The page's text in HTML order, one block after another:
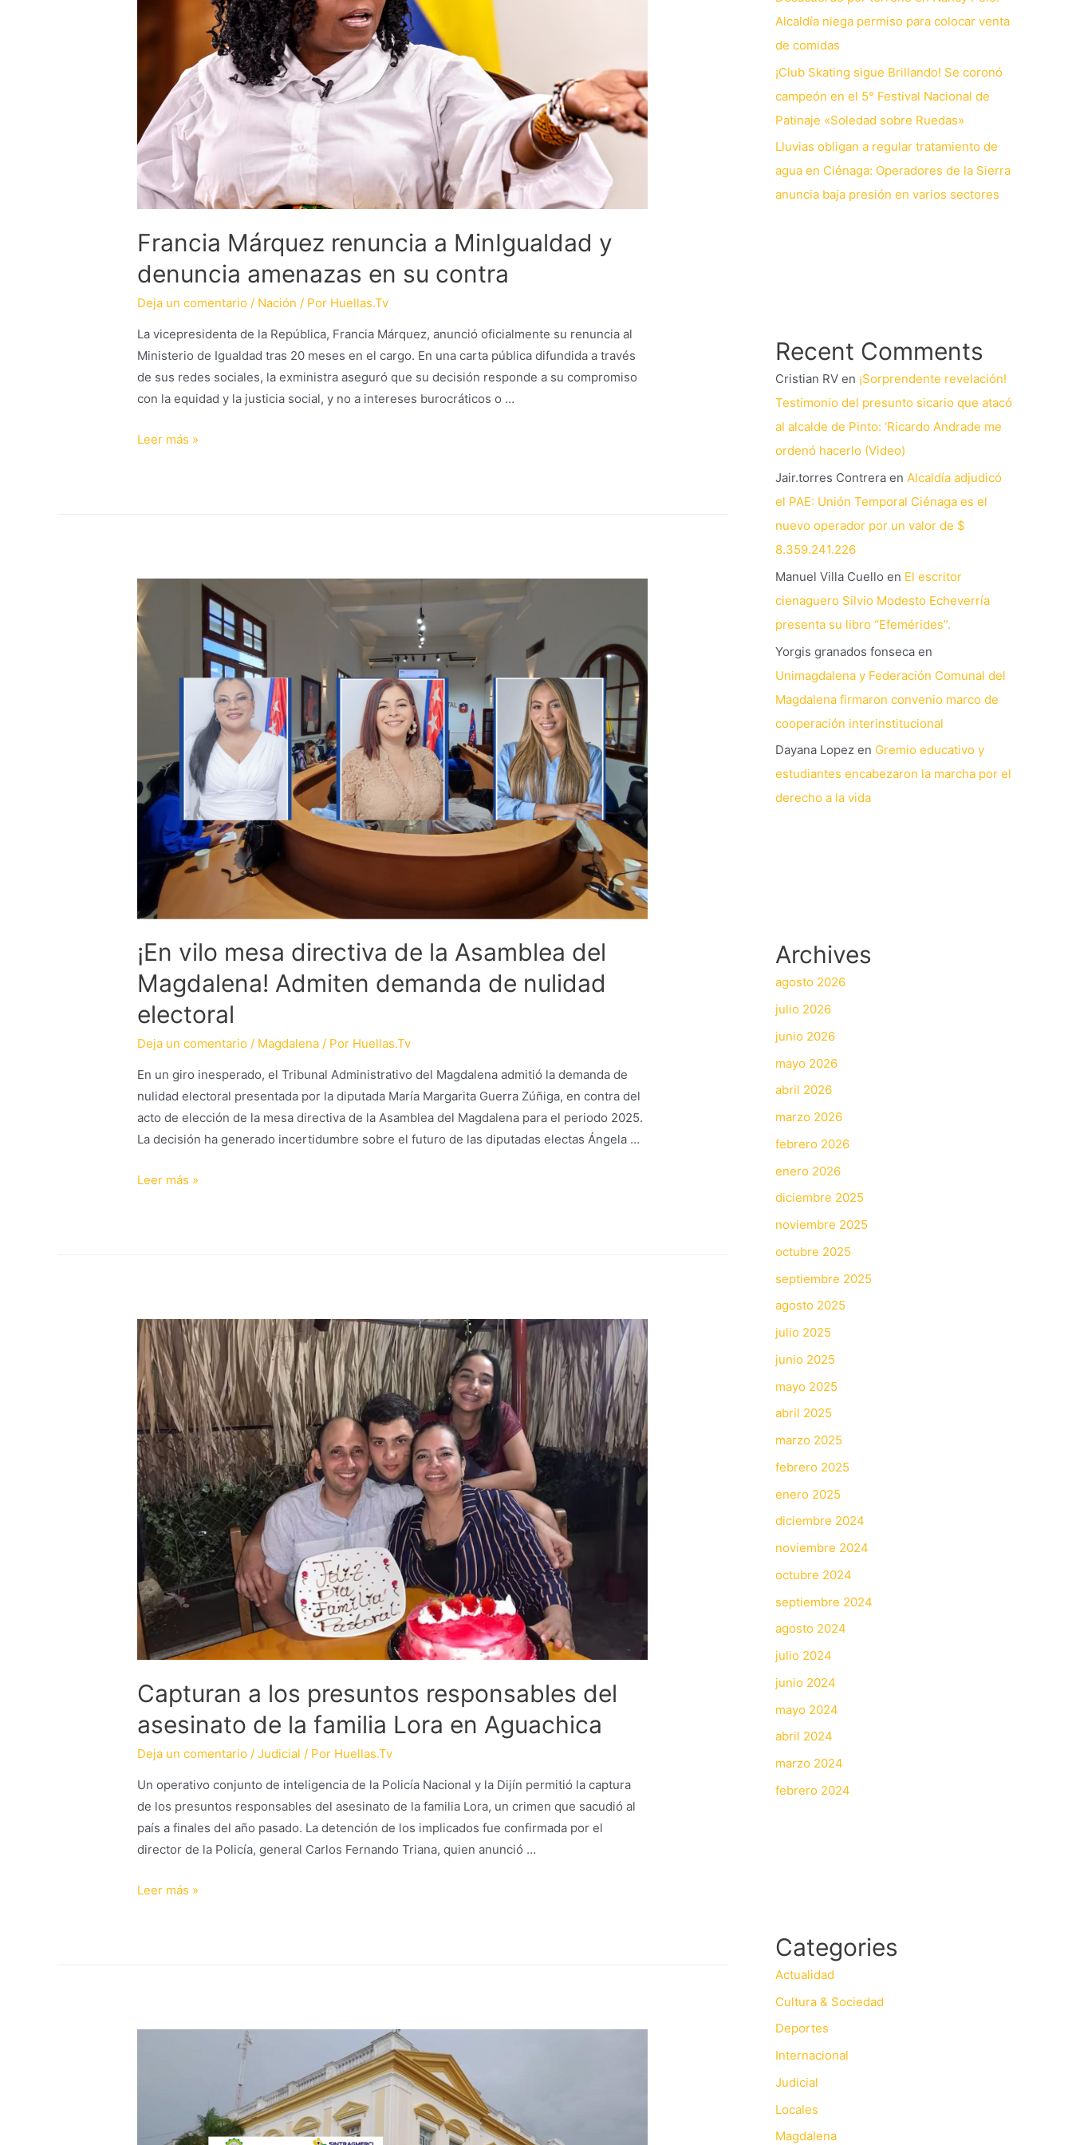
Francia Márquez renuncia a MinIgualdad y
denuncia amenazas en su contra
Deja un comentario / Nación / Por Huellas.Tv
La vicepresidenta de la República, Francia Márquez, anunció oficialmente su renuncia al
Ministerio de Igualdad tras 20 meses en el cargo. En una carta pública difundida a través
de sus redes sociales, la exministra aseguró que su decisión responde a su compromiso
con la equidad y la justicia social, y no a intereses burocráticos o …
Leer más »
¡En vilo mesa directiva de la Asamblea del
Magdalena! Admiten demanda de nulidad
electoral
Deja un comentario / Magdalena / Por Huellas.Tv
En un giro inesperado, el Tribunal Administrativo del Magdalena admitió la demanda de
nulidad electoral presentada por la diputada María Margarita Guerra Zúñiga, en contra del
acto de elección de la mesa directiva de la Asamblea del Magdalena para el periodo 2025.
La decisión ha generado incertidumbre sobre el futuro de las diputadas electas Ángela …
Leer más »
Capturan a los presuntos responsables del
asesinato de la familia Lora en Aguachica
Deja un comentario /Judicial / Por Huellas.Tv
Un operativo conjunto de inteligencia de la Policía Nacional y la Dijín permitió la captura
de los presuntos responsables del asesinato de la familia Lora, un crimen que sacudió al
país a finales del año pasado. La detención de los implicados fue confirmada por el
director de la Policía, general Carlos Fernando Triana, quien anunció …
Leer más »
Alcaldía niega permiso para colocar venta
de comidas
¡Club Skating sigue Brillando! Se coronó
campeón en el 5° Festival Nacional de
Patinaje «Soledad sobre Ruedas»
Lluvias obligan a regular tratamiento de
agua en Ciénaga: Operadores de la Sierra
anuncia baja presión en varios sectores
Recent Comments
Cristian RV en ¡Sorprendente revelación!
Testimonio del presunto sicario que atacó
al alcalde de Pinto: ‘Ricardo Andrade me
ordenó hacerlo (Video)
Jair.torres Contrera en Alcaldía adjudicó
el PAE: Unión Temporal Ciénaga es el
nuevo operador por un valor de $
8.359.241.226
Manuel Villa Cuello en El escritor
cienaguero Silvio Modesto Echeverría
presenta su libro “Efemérides”.
Yorgis granados fonseca en
Unimagdalena y Federación Comunal del
Magdalena firmaron convenio marco de
cooperación interinstitucional
Dayana Lopez en Gremio educativo y
estudiantes encabezaron la marcha por el
derecho a la vida
Archives
agosto 2026
julio 2026
junio 2026
mayo 2026
abril 2026
marzo 2026
febrero 2026
enero 2026
diciembre 2025
noviembre 2025
octubre 2025
septiembre 2025
agosto 2025
julio 2025
junio 2025
mayo 2025
abril 2025
marzo 2025
febrero 2025
enero 2025
diciembre 2024
noviembre 2024
octubre 2024
septiembre 2024
agosto 2024
julio 2024
junio 2024
mayo 2024
abril 2024
marzo 2024
febrero 2024
Categories
Actualidad
Cultura & Sociedad
Deportes
Internacional
Judicial
Locales
Magdalena